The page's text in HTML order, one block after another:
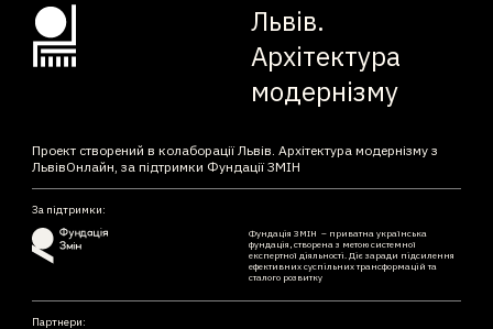
Львів.
Архітектура
модернізму
Проект створений в колаборації Львів. Архітектура модернізму з
ЛьвівОнлайн, за підтримки Фундації ЗМІН
За підтримки:
Фундація ЗМІН – приватна українська
фундація, створена з метою системної
експертної діяльності. Діє заради підсилення
ефективних суспільних трансформацій та
сталого розвитку
Партнери: